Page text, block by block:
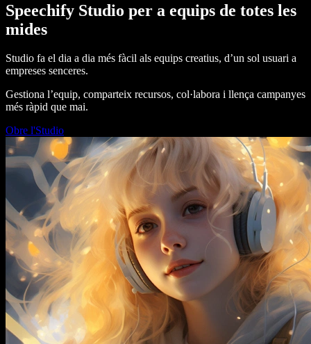
Speechify Studio per a equips de totes les
mides
Studio fa el dia a dia més fàcil als equips creatius, d’un sol usuari a
empreses senceres.
Gestiona l’equip, comparteix recursos, col·labora i llença campanyes
més ràpid que mai.
Obre l'Studio